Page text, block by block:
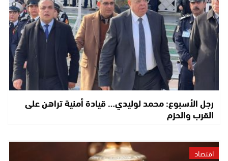
رجل الأسبوع: محمد لوليدي… قيادة أمنية تراهن على
القرب والحزم
اقتصاد